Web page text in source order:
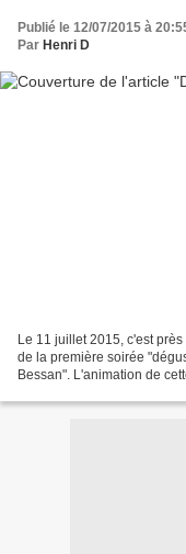
Publié le 12/07/2015 à
Par Henri D
Le 11 juillet 2015, c'est
de la première soirée
Bessan". L'animation de